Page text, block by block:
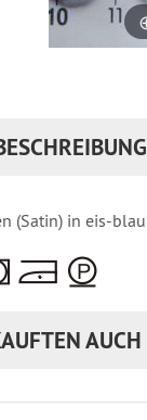
(Satin) in eis-blau
AUCH